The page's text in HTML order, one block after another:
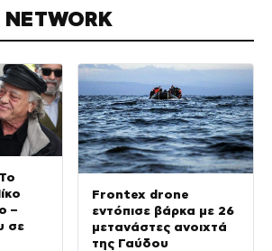
NETWORK
–
σε
Frontex drone
εντόπισε βάρκα με 26
μετανάστες ανοιχτά
της Γαύδου